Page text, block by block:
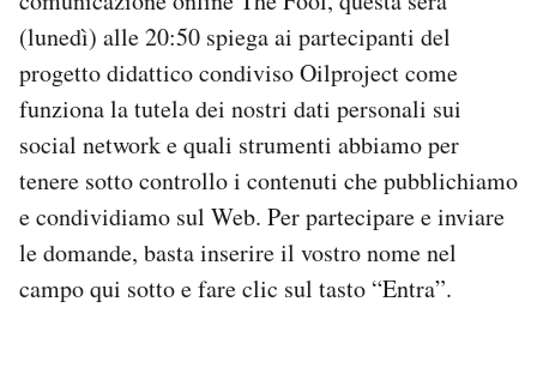
I MIEI PREFERITI
CALENDARIO
AREA PERSONALE
Area Personale
(lunedì) alle 20:50 spiega ai partecipanti del
progetto didattico condiviso Oilproject come
funziona la tutela dei nostri dati personali sui
social network e quali strumenti abbiamo per
tenere sotto controllo i contenuti che pubblichiamo
e condividiamo sul Web. Per partecipare e inviare
le domande, basta inserire il vostro nome nel
campo qui sotto e fare clic sul tasto “Entra”.